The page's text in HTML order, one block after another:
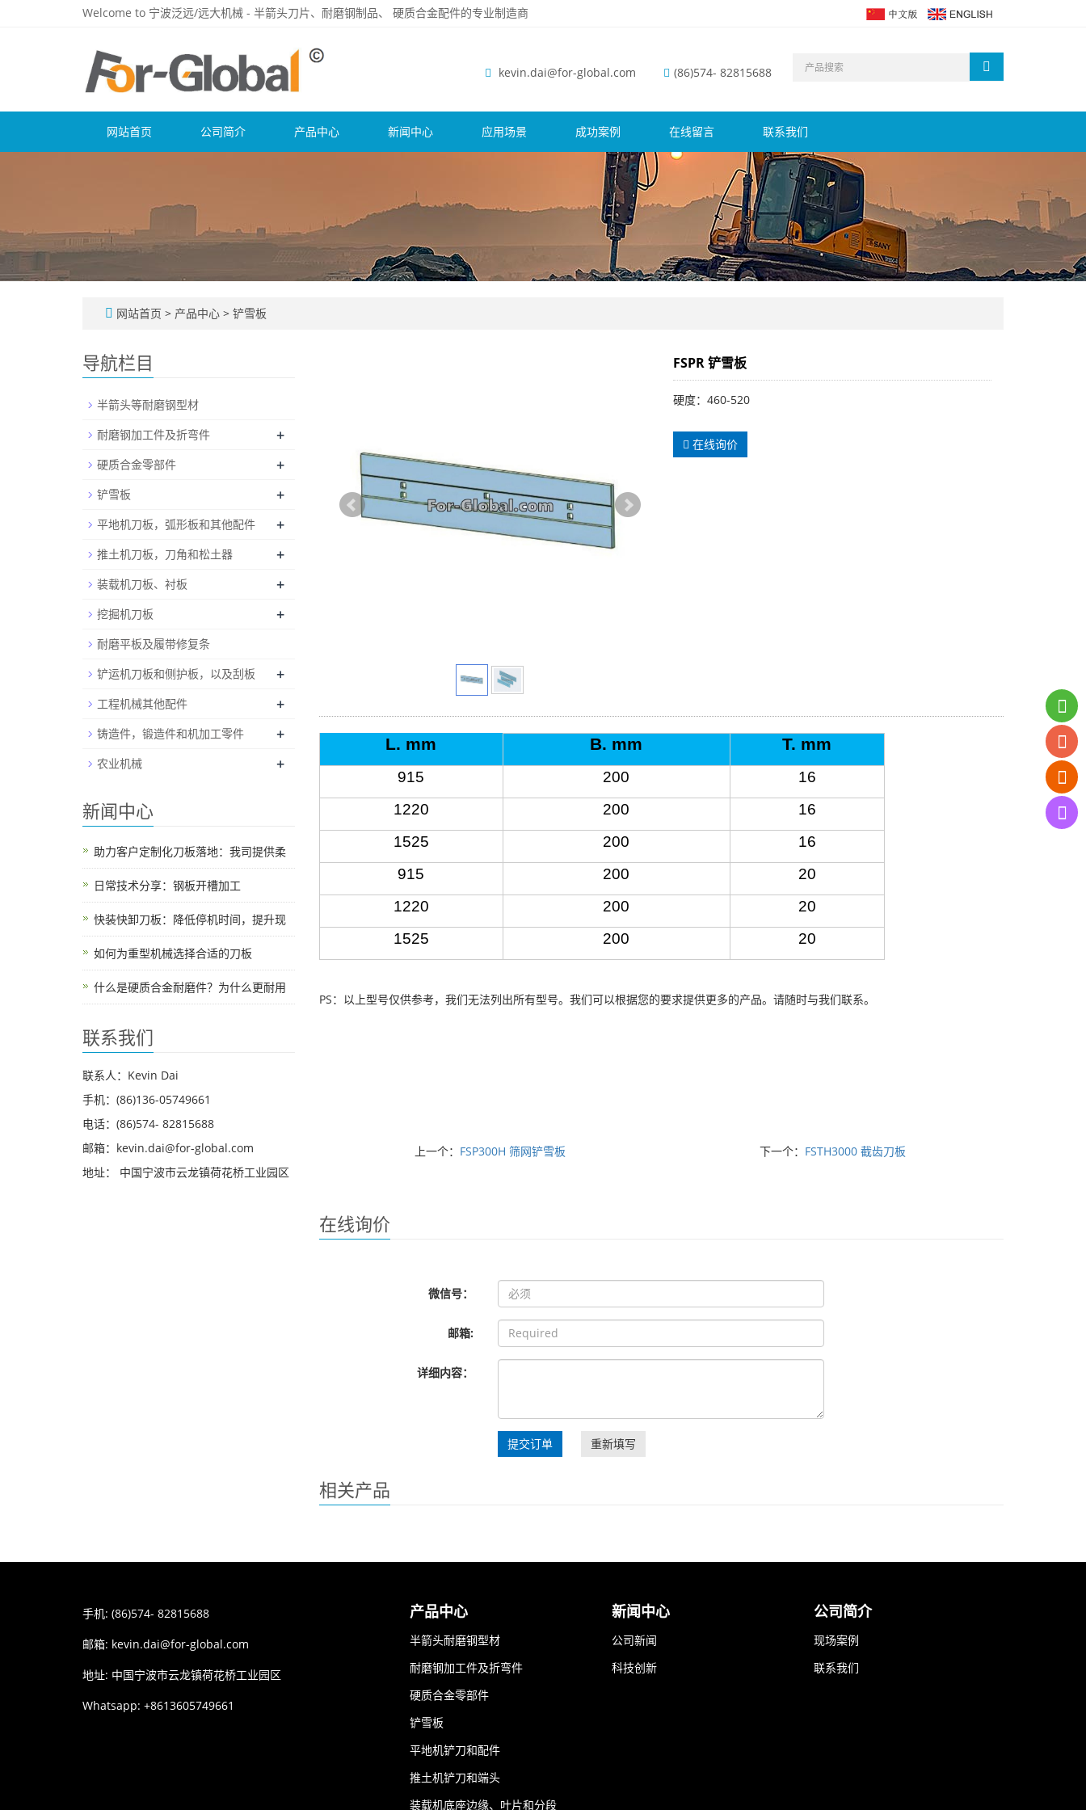
Welcome to 宁波泛远/远大机械 - 半箭头刀片、耐磨钢制品、 硬质合金配件的专业制造商
kevin.dai@for-global.com (86)574- 82815688
网站首页 公司简介 产品中心 新闻中心 应用场景 成功案例 在线留言 联系我们
网站首页 > 产品中心 > 铲雪板
FSPR 铲雪板
硬度：460-520
在线询价
L. mm B. mm T. mm
915 200
16
1220
200
16
1525
200
16
915
200
20
1220
200
20
1525
200 20
PS：以上型号仅供参考，我们无法列出所有型号。我们可以根据您的要求提供更多的产品。请随时与我们联系。
上一个： FSP300H 筛网铲雪板 下一个： FSTH3000 截齿刀板
在线询价
微信号：
邮箱:
详细内容：
提交订单 重新填写
相关产品
导航栏目
半箭头等耐磨钢型材
耐磨钢加工件及折弯件
+
硬质合金零部件 +
铲雪板 +
平地机刀板，弧形板和其他配件 +
推土机刀板，刀角和松土器 +
装载机刀板、衬板 +
挖掘机刀板 +
耐磨平板及履带修复条
铲运机刀板和侧护板，以及刮板
+
工程机械其他配件 +
铸造件，锻造件和机加工零件 +
农业机械 +
新闻中心
助力客户定制化刀板落地：我司提供柔
日常技术分享：钢板开槽加工
快装快卸刀板：降低停机时间，提升现
如何为重型机械选择合适的刀板
什么是硬质合金耐磨件？为什么更耐用
联系我们
联系人：Kevin Dai
手机：(86)136-05749661
电话：(86)574- 82815688
邮箱：kevin.dai@for-global.com
地址： 中国宁波市云龙镇荷花桥工业园区
手机: (86)574- 82815688
邮箱: kevin.dai@for-global.com
地址: 中国宁波市云龙镇荷花桥工业园区
Whatsapp: +8613605749661
产品中心
半箭头耐磨钢型材
耐磨钢加工件及折弯件
硬质合金零部件
铲雪板
平地机铲刀和配件
推土机铲刀和端头
装载机底座边缘、叶片和分段
新闻中心
公司新闻
科技创新
公司简介
现场案例
联系我们